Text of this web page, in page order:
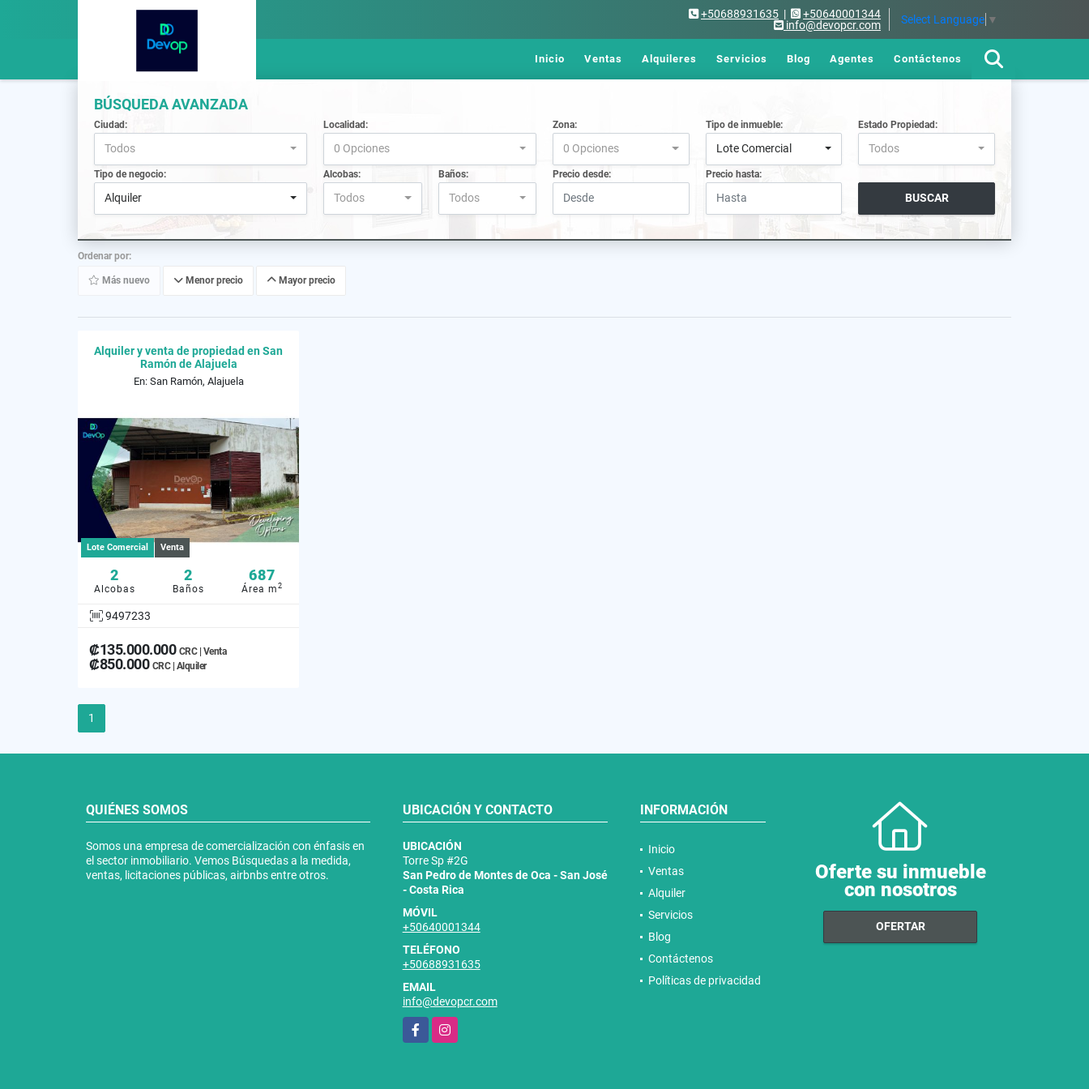
+50688931635 |
+50640001344
info@devopcr.com
Select Language ▼
Inicio Ventas Alquileres Servicios Blog Agentes Contáctenos
BÚSQUEDA AVANZADA
Ciudad:
Todos
Localidad:
0 Opciones
Zona:
0 Opciones
Tipo de inmueble:
Lote Comercial
Estado Propiedad:
Todos
Tipo de negocio:
Alquiler
Alcobas:
Todos
Baños:
Todos
Precio desde: Precio hasta:
BUSCAR
Ordenar por:
Más nuevo Menor precio Mayor precio
Alquiler y venta de propiedad en San
Ramón de Alajuela
En: San Ramón, Alajuela
Lote Comercial Venta
2
Alcobas
2
Baños
687
Área m 2
9497233
₡135.000.000 CRC | Venta
₡850.000 CRC | Alquiler
1
QUIÉNES SOMOS
Somos una empresa de comercialización con énfasis en
el sector inmobiliario. Vemos Búsquedas a la medida,
ventas, licitaciones públicas, airbnbs entre otros.
UBICACIÓN Y CONTACTO
UBICACIÓN
Torre Sp #2G
San Pedro de Montes de Oca - San José
- Costa Rica
MÓVIL
+50640001344
TELÉFONO
+50688931635
EMAIL
info@devopcr.com
FacebookInstagram
INFORMACIÓN
Inicio
Ventas
Alquiler
Servicios
Blog
Contáctenos
Políticas de privacidad
Oferte su inmueble
con nosotros
OFERTAR